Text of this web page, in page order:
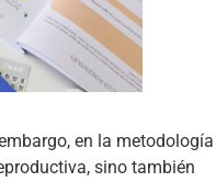
en la
sino también